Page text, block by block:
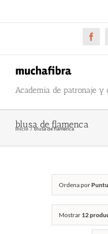
al
Academia de patronaje y
blusa de flamenca
Inicio blusa de flamenca
Ordena por
Mostrar 12